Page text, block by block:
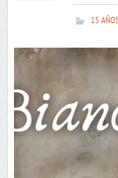
15 AÑOS